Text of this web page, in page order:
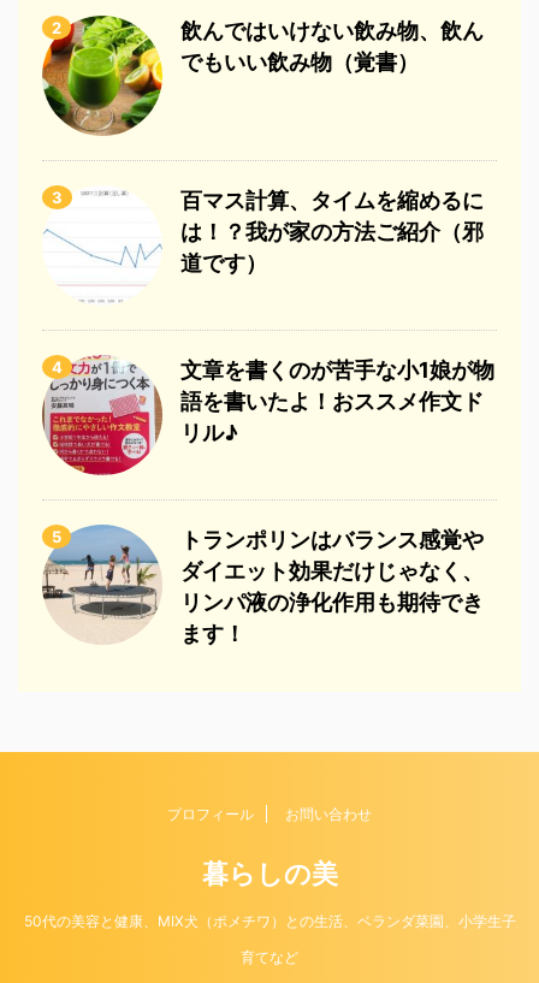
2
飲んではいけない飲み物、飲ん
でもいい飲み物（覚書）
3
百マス計算、タイムを縮めるに
は！？我が家の方法ご紹介（邪
道です）
4
文章を書くのが苦手な小1娘が物
語を書いたよ！おススメ作文ド
リル♪
5
トランポリンはバランス感覚や
ダイエット効果だけじゃなく、
リンパ液の浄化作用も期待でき
ます！
プロフィール お問い合わせ
暮らしの美
50代の美容と健康、MIX犬（ポメチワ）との生活、ベランダ菜園、小学生子
育てなど